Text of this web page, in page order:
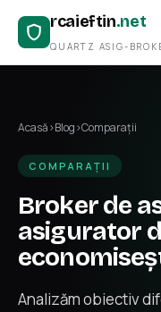
rcaieftin.net
QUARTZ ASIG-
Acasă›Blog›Comparații
COMPARAȚII
Broker de
asigurator
Analizăm obiectiv